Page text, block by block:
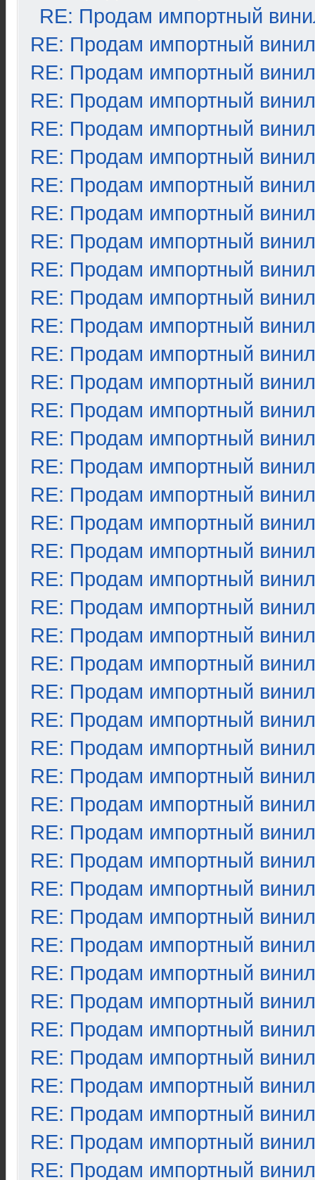
RE: Продам импортный
RE: Продам импортный винил
RE: Продам импортный винил
RE: Продам импортный винил
RE: Продам импортный винил
RE: Продам импортный винил
RE: Продам импортный винил
RE: Продам импортный винил
RE: Продам импортный винил
RE: Продам импортный винил
RE: Продам импортный винил
RE: Продам импортный винил
RE: Продам импортный винил
RE: Продам импортный винил
RE: Продам импортный винил
RE: Продам импортный винил
RE: Продам импортный винил
RE: Продам импортный винил
RE: Продам импортный винил
RE: Продам импортный винил
RE: Продам импортный винил
RE: Продам импортный винил
RE: Продам импортный винил
RE: Продам импортный винил
RE: Продам импортный винил
RE: Продам импортный винил
RE: Продам импортный винил
RE: Продам импортный винил
RE: Продам импортный винил
RE: Продам импортный винил
RE: Продам импортный винил
RE: Продам импортный винил
RE: Продам импортный винил
RE: Продам импортный винил
RE: Продам импортный винил
RE: Продам импортный винил
RE: Продам импортный винил
RE: Продам импортный винил
RE: Продам импортный винил
RE: Продам импортный винил
RE: Продам импортный винил
RE: Продам импортный винил